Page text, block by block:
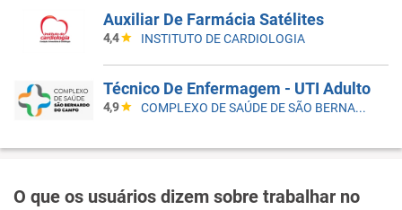
Auxiliar De Farmácia Satélites
4,4 INSTITUTO DE CARDIOLOGIA
Técnico De Enfermagem - UTI Adulto
4,9 COMPLEXO DE SAÚDE DE SÃO BERNARDO DO CAMPO
O que os usuários dizem sobre trabalhar no